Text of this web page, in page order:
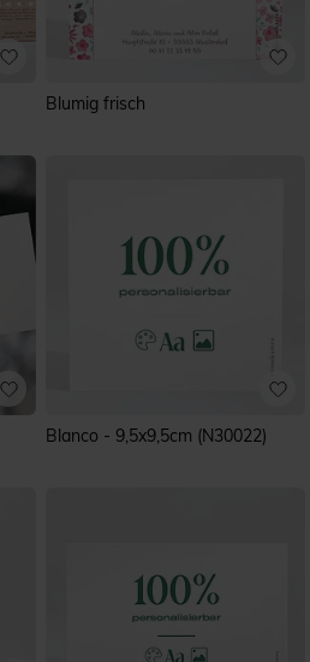
Blumig frisch
Blanco - 9,5x9,5cm (N30022)